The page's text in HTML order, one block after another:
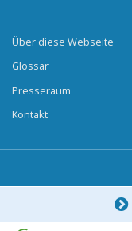
Über diese Webseite
Glossar
Presseraum
Kontakt